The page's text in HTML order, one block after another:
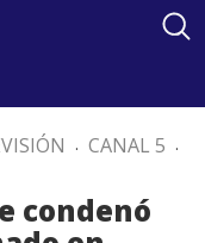
. CANAL 5 .
condenó